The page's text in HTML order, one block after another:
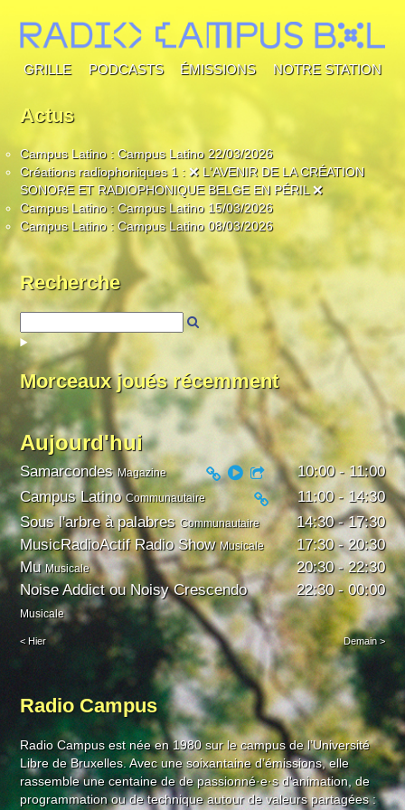
Grille Podcasts Émissions Notre station
Actus
Campus Latino : Campus Latino 22/03/2026
Créations radiophoniques 1 : ❌ L'AVENIR DE LA CRÉATION
SONORE ET RADIOPHONIQUE BELGE EN PÉRIL ❌
Campus Latino : Campus Latino 15/03/2026
Campus Latino : Campus Latino 08/03/2026
Recherche
Recherche
Morceaux joués récemment
Aujourd'hui
Play Partager
Samarcondes Magazine
10:00 - 11:00
Campus Latino Communautaire
11:00 - 14:30
Sous l'arbre à palabres Communautaire
14:30 - 17:30
MusicRadioActif Radio Show Musicale
17:30 - 20:30
Mu Musicale
20:30 - 22:30
Noise Addict ou Noisy Crescendo
Musicale
22:30 - 00:00
Hier Demain
Radio Campus
Radio Campus est née en 1980 sur le campus de l’Université
Libre de Bruxelles. Avec une soixantaine d’émissions, elle
rassemble une centaine de de passionné·e·s d'animation, de
programmation ou de technique autour de valeurs partagées :